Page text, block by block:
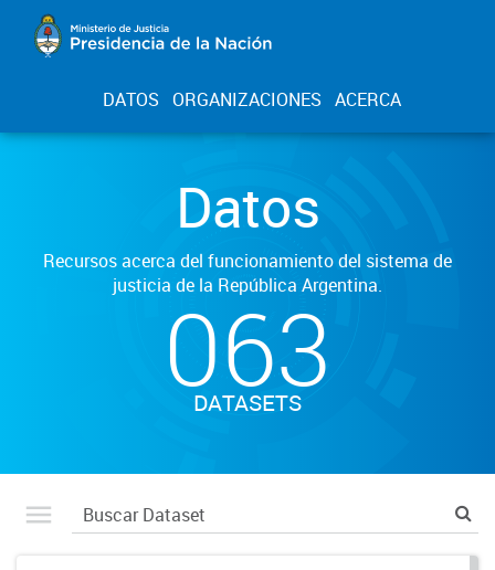
DATOS ORGANIZACIONES ACERCA
Datos
Recursos acerca del funcionamiento del sistema de
justicia de la República Argentina.
063
DATASETS